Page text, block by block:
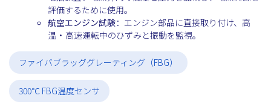
評価するために使用。
航空エンジン試験：エンジン部品に直接取り付け、高
温・高速運転中のひずみと振動を監視。
ファイバブラッググレーティング（FBG）
300℃ FBG温度センサ